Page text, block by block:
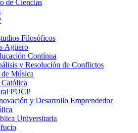
de Ciencias
Filosóficos
Agüero
Contínua
y Resolución de Conflictos
Música
PUCP
y Desarrollo Emprendedor
Universitaria